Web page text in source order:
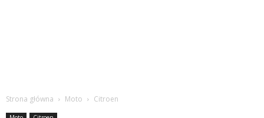
Strona główna Moto Citroen